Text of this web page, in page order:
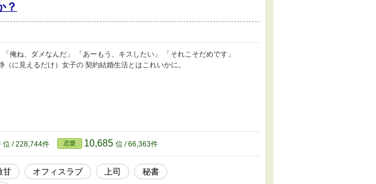
？
俺ね、ダメなんだ」 「あーもう、キスしたい」 「それこそだめです」
に見えるだけ）女子の 契約結婚生活とはこれいかに。
位 / 228,744件 恋愛 10,685 位 / 66,363件
甘 オフィスラブ 上司
秘書